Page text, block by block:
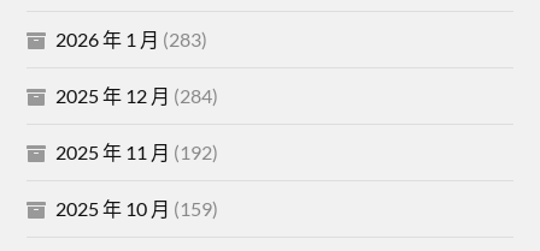
2026 年 1 月 (283)
2025 年 12 月 (284)
2025 年 11 月 (192)
2025 年 10 月 (159)